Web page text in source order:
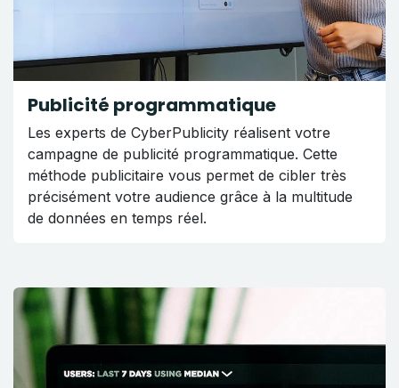
Publicité programmatique
Les experts de CyberPublicity réalisent votre
campagne de publicité programmatique. Cette
méthode publicitaire vous permet de cibler très
précisément votre audience grâce à la multitude
de données en temps réel.